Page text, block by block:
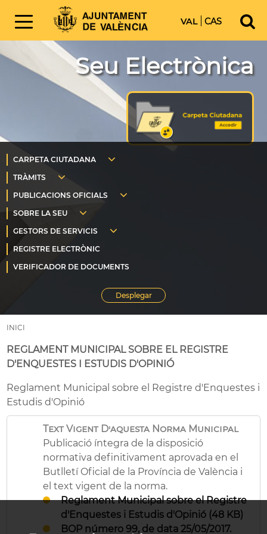
VAL CAS
Seu Electrònica
INICI
REGLAMENT MUNICIPAL SOBRE EL REGISTRE
D'ENQUESTES I ESTUDIS D'OPINIÓ
Reglament Municipal sobre el Registre d'Enquestes i
Estudis d'Opinió
Text Vigent D'aquesta Norma Municipal
Publicació íntegra de la disposició
normativa definitivament aprovada en el
Butlletí Oficial de la Província de València i
el text vigent de la norma.
Reglament Municipal sobre el Registre
d'Enquestes i Estudis d'Opinió (48 KB)
BOP número 99, de data 25/05/2017.